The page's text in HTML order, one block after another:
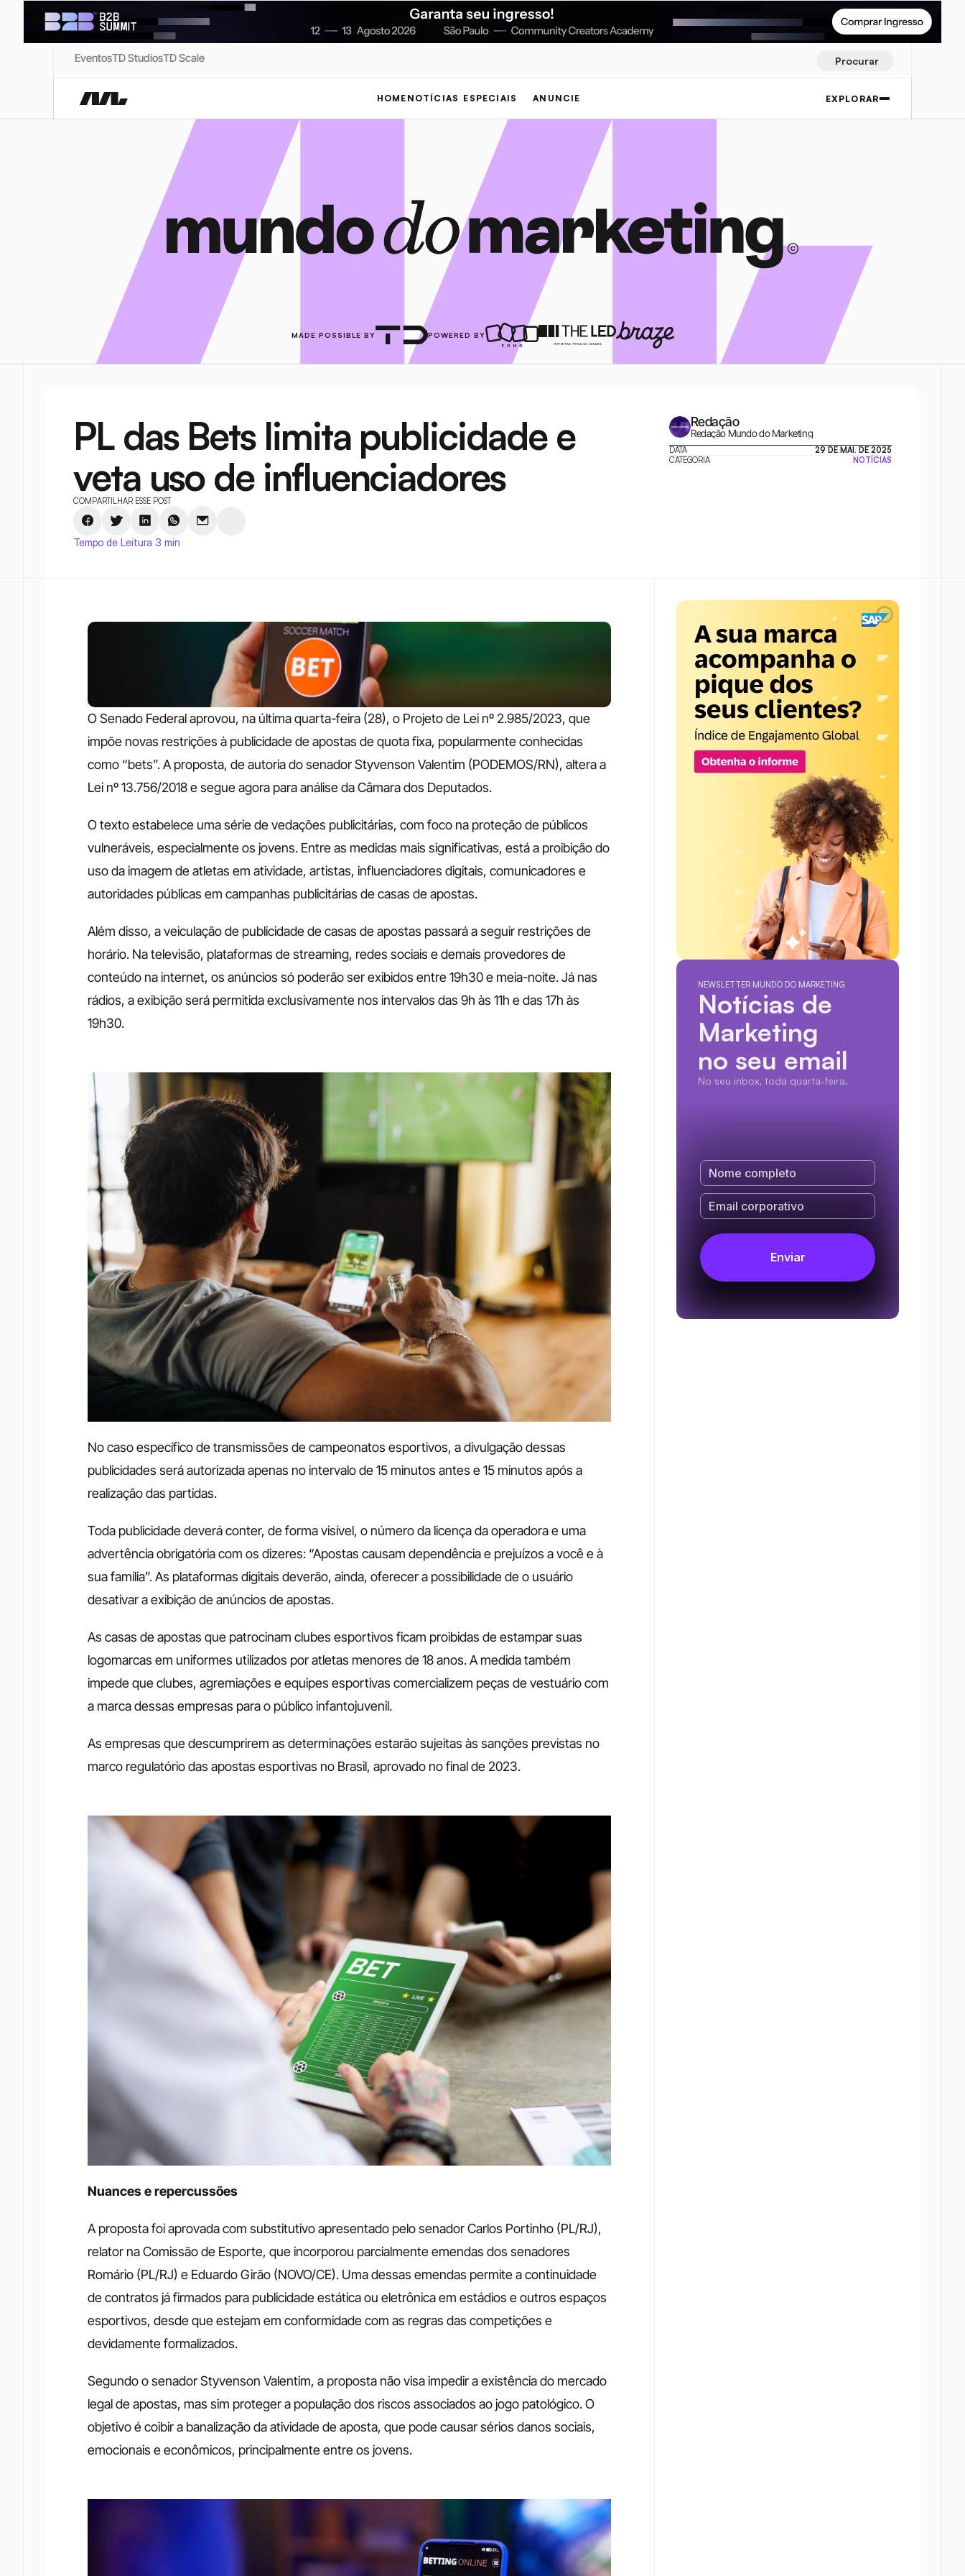
EventosTD StudiosTD Scale Procurar
HOME NOTÍCIAS ESPECIAIS ANUNCIE EXPLORAR
MADE POSSIBLE BY POWERED BY
PL das Bets limita publicidade e
veta uso de influenciadores
COMPARTILHAR ESSE POST
Tempo de Leitura 3 min
Redação
Redação Mundo do Marketing
DATA
29 DE MAI. DE 2025
CATEGORIA
NOTÍCIAS
O Senado Federal aprovou, na última quarta-feira (28), o Projeto de Lei nº 2.985/2023, que
impõe novas restrições à publicidade de apostas de quota fixa, popularmente conhecidas
como “bets”. A proposta, de autoria do senador Styvenson Valentim (PODEMOS/RN), altera a
Lei nº 13.756/2018 e segue agora para análise da Câmara dos Deputados.
O texto estabelece uma série de vedações publicitárias, com foco na proteção de públicos
vulneráveis, especialmente os jovens. Entre as medidas mais significativas, está a proibição do
uso da imagem de atletas em atividade, artistas, influenciadores digitais, comunicadores e
autoridades públicas em campanhas publicitárias de casas de apostas.
Além disso, a veiculação de publicidade de casas de apostas passará a seguir restrições de
horário. Na televisão, plataformas de streaming, redes sociais e demais provedores de
conteúdo na internet, os anúncios só poderão ser exibidos entre 19h30 e meia-noite. Já nas
rádios, a exibição será permitida exclusivamente nos intervalos das 9h às 11h e das 17h às
19h30.
No caso específico de transmissões de campeonatos esportivos, a divulgação dessas
publicidades será autorizada apenas no intervalo de 15 minutos antes e 15 minutos após a
realização das partidas.
Toda publicidade deverá conter, de forma visível, o número da licença da operadora e uma
advertência obrigatória com os dizeres: “Apostas causam dependência e prejuízos a você e à
sua família”. As plataformas digitais deverão, ainda, oferecer a possibilidade de o usuário
desativar a exibição de anúncios de apostas.
As casas de apostas que patrocinam clubes esportivos ficam proibidas de estampar suas
logomarcas em uniformes utilizados por atletas menores de 18 anos. A medida também
impede que clubes, agremiações e equipes esportivas comercializem peças de vestuário com
a marca dessas empresas para o público infantojuvenil.
As empresas que descumprirem as determinações estarão sujeitas às sanções previstas no
marco regulatório das apostas esportivas no Brasil, aprovado no final de 2023.
Nuances e repercussões
A proposta foi aprovada com substitutivo apresentado pelo senador Carlos Portinho (PL/RJ),
relator na Comissão de Esporte, que incorporou parcialmente emendas dos senadores
Romário (PL/RJ) e Eduardo Girão (NOVO/CE). Uma dessas emendas permite a continuidade
de contratos já firmados para publicidade estática ou eletrônica em estádios e outros espaços
esportivos, desde que estejam em conformidade com as regras das competições e
devidamente formalizados.
Segundo o senador Styvenson Valentim, a proposta não visa impedir a existência do mercado
legal de apostas, mas sim proteger a população dos riscos associados ao jogo patológico. O
objetivo é coibir a banalização da atividade de aposta, que pode causar sérios danos sociais,
emocionais e econômicos, principalmente entre os jovens.
NEWSLETTER MUNDO DO MARKETING
Notícias de
Marketing
no seu email
No seu inbox, toda quarta-feira.